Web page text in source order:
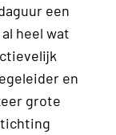
een
heel wat
en
grote